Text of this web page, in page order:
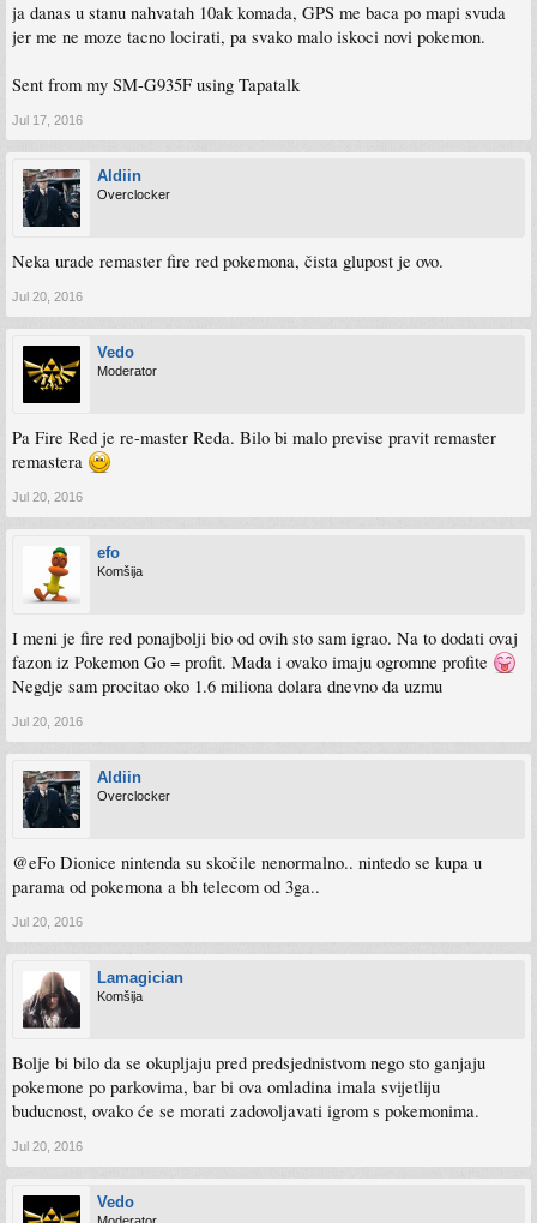
ja danas u stanu nahvatah 10ak komada, GPS me baca po mapi svuda
jer me ne moze tacno locirati, pa svako malo iskoci novi pokemon.
Sent from my SM-G935F using Tapatalk
Jul 17, 2016
Aldiin
Overclocker
Neka urade remaster fire red pokemona, čista glupost je ovo.
Jul 20, 2016
Vedo
Moderator
Pa Fire Red je re-master Reda. Bilo bi malo previse pravit remaster
remastera
Jul 20, 2016
efo
Komšija
I meni je fire red ponajbolji bio od ovih sto sam igrao. Na to dodati ovaj
fazon iz Pokemon Go = profit. Mada i ovako imaju ogromne profite
Negdje sam procitao oko 1.6 miliona dolara dnevno da uzmu
Jul 20, 2016
Aldiin
Overclocker
@eFo Dionice nintenda su skočile nenormalno.. nintedo se kupa u
parama od pokemona a bh telecom od 3ga..
Jul 20, 2016
Lamagician
Komšija
Bolje bi bilo da se okupljaju pred predsjednistvom nego sto ganjaju
pokemone po parkovima, bar bi ova omladina imala svijetliju
buducnost, ovako će se morati zadovoljavati igrom s pokemonima.
Jul 20, 2016
Vedo